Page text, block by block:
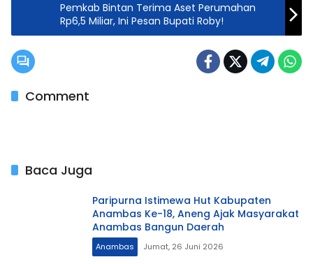
Pemkab Bintan Terima Aset Perumahan
Rp6,5 Miliar, Ini Pesan Bupati Roby!
Comment
Baca Juga
Paripurna Istimewa Hut Kabupaten
Anambas Ke-18, Aneng Ajak Masyarakat
Anambas Bangun Daerah
Anambas Jumat, 26 Juni 2026